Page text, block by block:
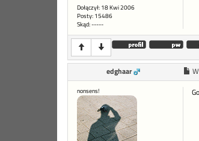
Dołączył: 18 Kwi 2006
Posty: 15486
Skąd: -----
edghaar
nonsens!